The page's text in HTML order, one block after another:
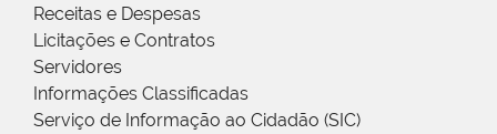
Receitas e Despesas
Licitações e Contratos
Servidores
Informações Classificadas
Serviço de Informação ao Cidadão (SIC)